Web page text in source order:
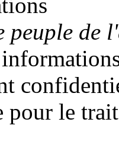
peuple de
pour le